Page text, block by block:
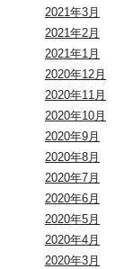
2021年3月
2021年2月
2021年1月
2020年12月
2020年11月
2020年10月
2020年9月
2020年8月
2020年7月
2020年6月
2020年5月
2020年4月
2020年3月